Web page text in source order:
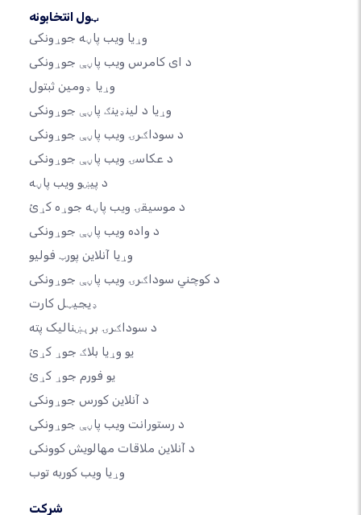
ټول انتخابونه
وړیا ویب پاڼه جوړونکی
د ای کامرس ویب پاڼې جوړونکی
وړیا ډومین ثبتول
وړیا د لینډینګ پاڼې جوړونکی
د سوداګرۍ ویب پاڼې جوړونکی
د عکاسۍ ویب پاڼې جوړونکی
د پیښو ویب پاڼه
د موسیقۍ ویب پاڼه جوړه کړئ
د واده ویب پاڼې جوړونکی
وړیا آنلاین پورټ فولیو
د کوچني سوداګرۍ ویب پاڼې جوړونکی
ډیجیټل کارت
د سوداګرۍ برېښنالیک پته
یو وړیا بلاګ جوړ کړئ
یو فورم جوړ کړئ
د آنلاین کورس جوړونکی
د رستورانت ویب پاڼې جوړونکی
د آنلاین ملاقات مهالویش کوونکی
وړیا ویب کوربه توب
شرکت